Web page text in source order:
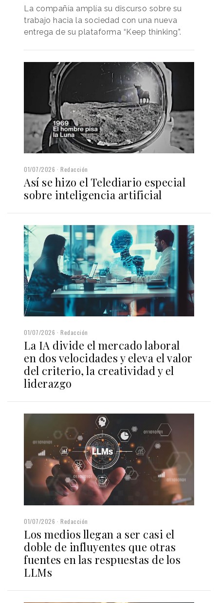
La compañía amplía su discurso sobre su
trabajo hacia la sociedad con una nueva
entrega de su plataforma “Keep thinking”.
01/07/2026 Redacción
Así se hizo el Telediario especial
sobre inteligencia artificial
01/07/2026 Redacción
La IA divide el mercado laboral
en dos velocidades y eleva el valor
del criterio, la creatividad y el
liderazgo
01/07/2026 Redacción
Los medios llegan a ser casi el
doble de influyentes que otras
fuentes en las respuestas de los
LLMs